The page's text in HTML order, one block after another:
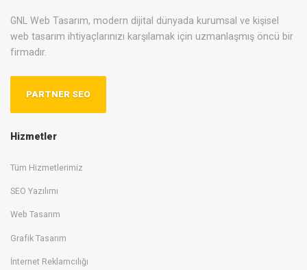
GNL Web Tasarım, modern dijital dünyada kurumsal ve kişisel
web tasarım ihtiyaçlarınızı karşılamak için uzmanlaşmış öncü bir
firmadır.
PARTNER SEO
Hizmetler
Tüm Hizmetlerimiz
SEO Yazılımı
Web Tasarım
Grafik Tasarım
İnternet Reklamcılığı